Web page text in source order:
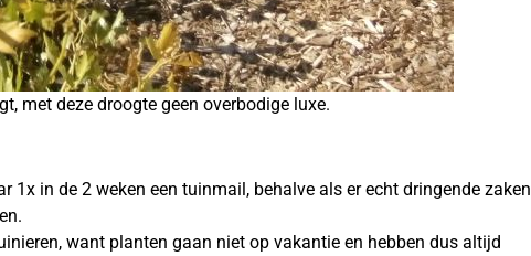
met deze droogte geen overbodige luxe.
1x in de 2 weken een tuinmail, behalve als er echt dringende zaken
want planten gaan niet op vakantie en hebben dus altijd